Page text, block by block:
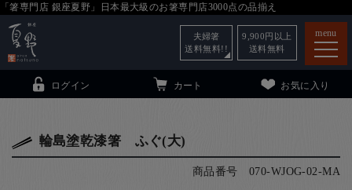
「箸専門店 銀座夏野」日本最大級のお箸専門店3000点の品揃え
menu
ログイン カート お気に入り
夫婦箸
送料無料!!
9,900 円以上
送料無料
輪島塗乾漆箸 ふぐ(大)
商品番号 070-WJOG-02-MA